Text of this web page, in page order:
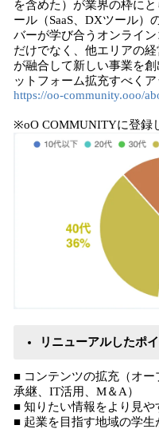
を含めた）が業界の枠に
ール（SaaS、DXツール）
バーが学び合うオンライ
だけでなく、他エリアの
が融合して新しい事業を
ットフォーム拡充すべくア
https://oo-community.ooo/
※oO COMMUNITYに登録
リニューアルしたポ
■ コンテンツの拡充（オ
承継、IT活用、M＆A）
■ 知りたい情報をより見や
■ 起業を目指す地域の学生